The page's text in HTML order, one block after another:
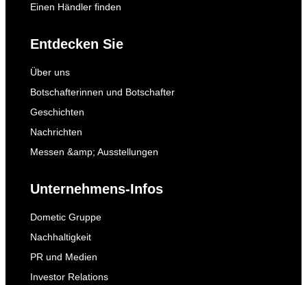
Einen Händler finden
Entdecken Sie
Über uns
Botschafterinnen und Botschafter
Geschichten
Nachrichten
Messen &amp; Ausstellungen
Unternehmens-Infos
Dometic Gruppe
Nachhaltigkeit
PR und Medien
Investor Relations